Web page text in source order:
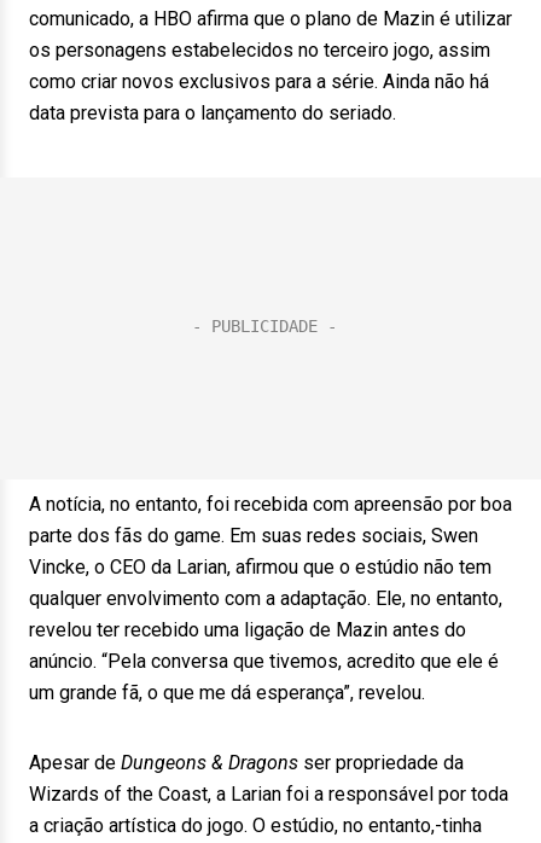
comunicado, a HBO afirma que o plano de Mazin é utilizar
os personagens estabelecidos no terceiro jogo, assim
como criar novos exclusivos para a série. Ainda não há
data prevista para o lançamento do seriado.
A notícia, no entanto, foi recebida com apreensão por boa
parte dos fãs do game. Em suas redes sociais, Swen
Vincke, o CEO da Larian, afirmou que o estúdio não tem
qualquer envolvimento com a adaptação. Ele, no entanto,
revelou ter recebido uma ligação de Mazin antes do
anúncio. “Pela conversa que tivemos, acredito que ele é
um grande fã, o que me dá esperança”, revelou.
Apesar de Dungeons & Dragons ser propriedade da
Wizards of the Coast, a Larian foi a responsável por toda
a criação artística do jogo. O estúdio, no entanto,-tinha